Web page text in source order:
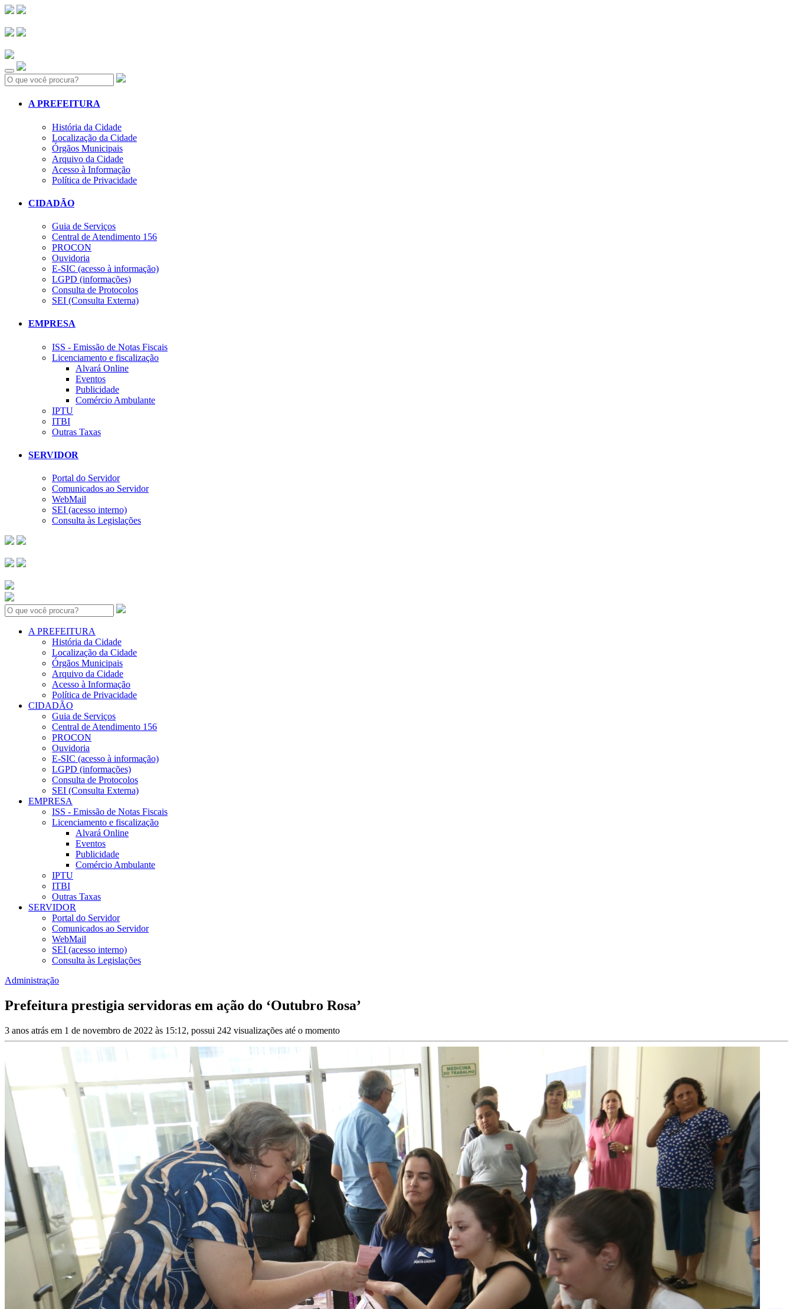
Search:
A PREFEITURA
História da Cidade
Localização da Cidade
Órgãos Municipais
Arquivo da Cidade
Acesso à Informação
Política de Privacidade
CIDADÃO
Guia de Serviços
Central de Atendimento 156
PROCON
Ouvidoria
E-SIC (acesso à informação)
LGPD (informações)
Consulta de Protocolos
SEI (Consulta Externa)
EMPRESA
ISS - Emissão de Notas Fiscais
Licenciamento e fiscalização
Alvará Online
Eventos
Publicidade
Comércio Ambulante
IPTU
ITBI
Outras Taxas
SERVIDOR
Portal do Servidor
Comunicados ao Servidor
WebMail
SEI (acesso interno)
Consulta às Legislações
Search:
A PREFEITURA
História da Cidade
Localização da Cidade
Órgãos Municipais
Arquivo da Cidade
Acesso à Informação
Política de Privacidade
CIDADÃO
Guia de Serviços
Central de Atendimento 156
PROCON
Ouvidoria
E-SIC (acesso à informação)
LGPD (informações)
Consulta de Protocolos
SEI (Consulta Externa)
EMPRESA
ISS - Emissão de Notas Fiscais
Licenciamento e fiscalização
Alvará Online
Eventos
Publicidade
Comércio Ambulante
IPTU
ITBI
Outras Taxas
SERVIDOR
Portal do Servidor
Comunicados ao Servidor
WebMail
SEI (acesso interno)
Consulta às Legislações
Administração
Prefeitura prestigia servidoras em ação do ‘Outubro Rosa’
3 anos atrás em 1 de novembro de 2022 às 15:12, possui 242 visualizações até o momento